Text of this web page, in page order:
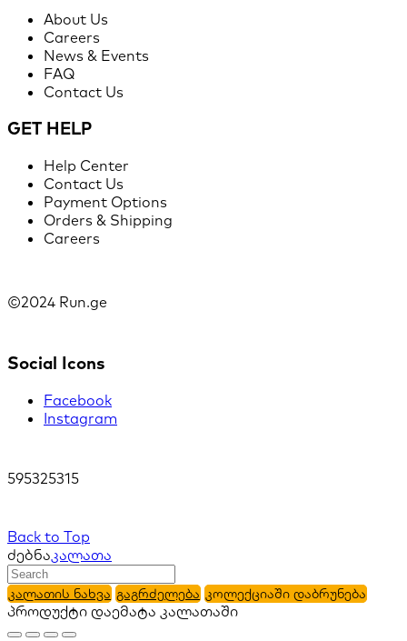
About Us
Careers
News & Events
FAQ
Contact Us
GET HELP
Help Center
Contact Us
Payment Options
Orders & Shipping
Careers
©2024 Run.ge
Social Icons
Facebook
Instagram
595325315
Back to Top
ძებნა კალათა
კალათის ნახვა გაგრძელება კოლექციაში დაბრუნება
პროდუქტი დაემატა კალათაში